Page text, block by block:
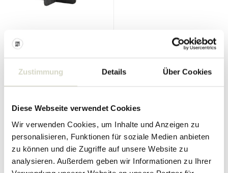
Zustimmung Details Über Cookies
Diese Webseite verwendet Cookies
Wir verwenden Cookies, um Inhalte und Anzeigen zu
personalisieren, Funktionen für soziale Medien anbieten
zu können und die Zugriffe auf unsere Website zu
analysieren. Außerdem geben wir Informationen zu Ihrer
House Doctor
Marmor-Beistelltisch grau
480.00 €
Inkl. MwSt.